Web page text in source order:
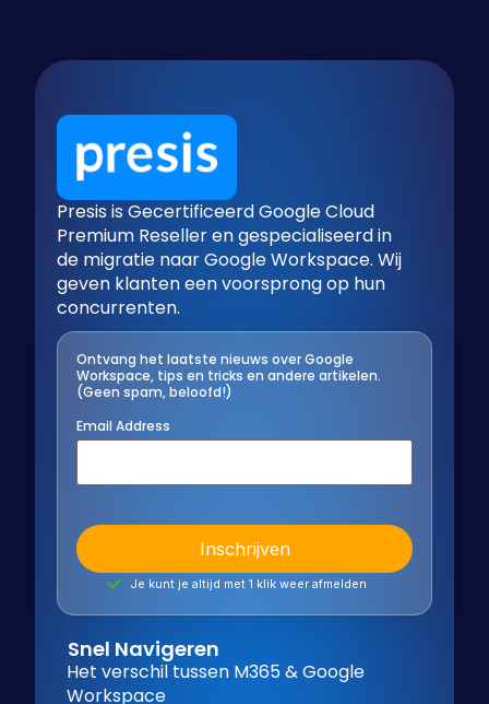
Presis is Gecertificeerd Google Cloud
Premium Reseller en gespecialiseerd in
de migratie naar Google Workspace. Wij
geven klanten een voorsprong op hun
concurrenten.
Ontvang het laatste nieuws over Google
Workspace, tips en tricks en andere artikelen.
(Geen spam, beloofd!)
Email Address
Je kunt je altijd met 1 klik weer afmelden
Snel Navigeren
Het verschil tussen M365 & Google
Workspace